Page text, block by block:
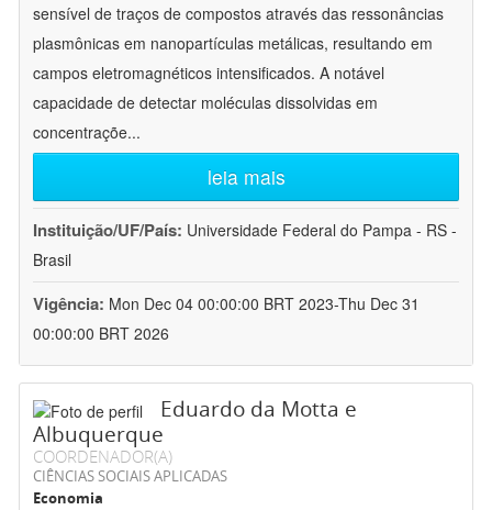
sensível de traços de compostos através das ressonâncias
plasmônicas em nanopartículas metálicas, resultando em
campos eletromagnéticos intensificados. A notável
capacidade de detectar moléculas dissolvidas em
concentraçõe...
leia mais
Instituição/UF/País: Universidade Federal do Pampa - RS -
Brasil
Vigência: Mon Dec 04 00:00:00 BRT 2023-Thu Dec 31
00:00:00 BRT 2026
Eduardo da Motta e
Albuquerque
COORDENADOR(A)
CIÊNCIAS SOCIAIS APLICADAS
Economia